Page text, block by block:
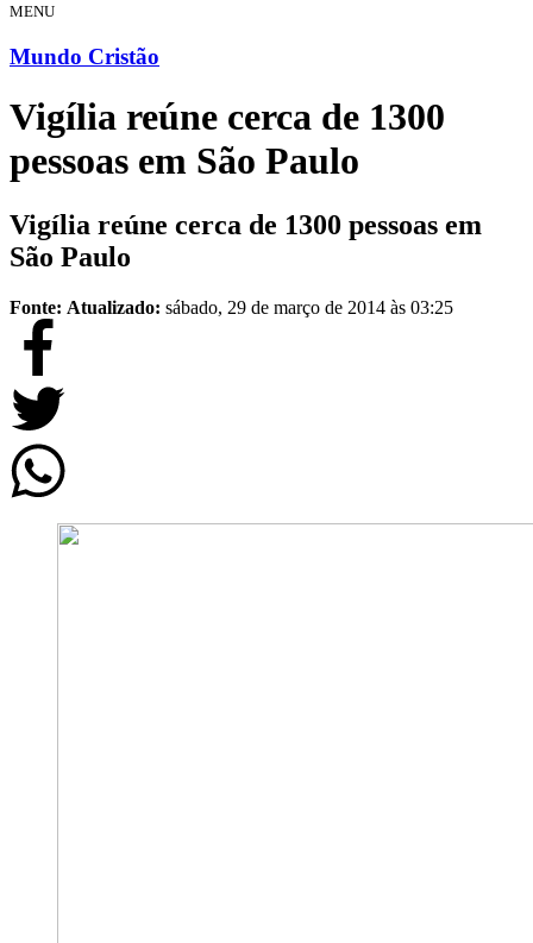
MENU
Mundo Cristão
Vigília reúne cerca de 1300
pessoas em São Paulo
Vigília reúne cerca de 1300 pessoas em
São Paulo
Fonte: Atualizado: sábado, 29 de março de 2014 às 03:25